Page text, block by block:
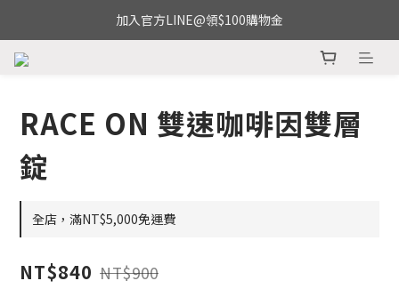
加入官方LINE@領$100購物金
RACE ON 雙速咖啡因雙層
錠
全店，滿NT$5,000免運費
NT$840 NT$900